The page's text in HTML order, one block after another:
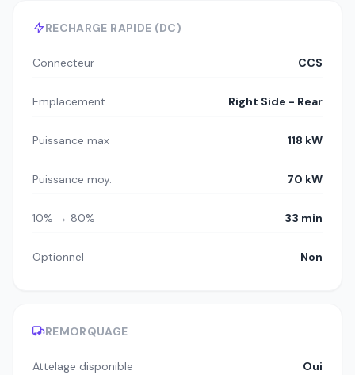
RECHARGE RAPIDE (DC)
Connecteur CCS
Emplacement Right Side - Rear
Puissance max 118 kW
Puissance moy. 70 kW
10% → 80% 33 min
Optionnel Non
REMORQUAGE
Attelage disponible Oui